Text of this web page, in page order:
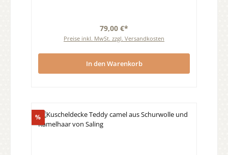
79,00 €*
Preise inkl. MwSt. zzgl. Versandkosten
In den Warenkorb
%Rabatt